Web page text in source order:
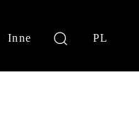
Inne PL